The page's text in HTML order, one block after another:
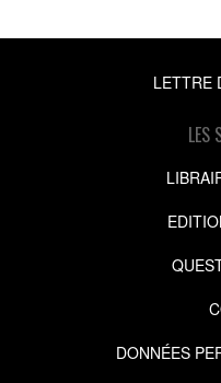
LETTRE
LES
DONNÉES